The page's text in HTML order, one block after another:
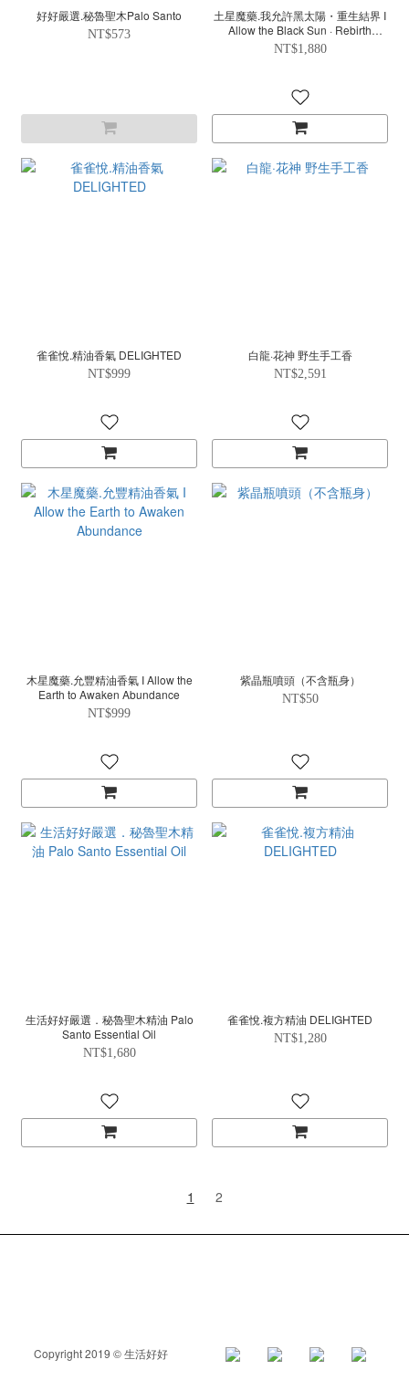
好好嚴選.秘魯聖木Palo Santo
NT$573
土星魔藥.我允許黑太陽・重生結界 I
Allow the Black Sun · Rebirth
Boundary
NT$1,880
雀雀悅.精油香氣 DELIGHTED
NT$999
白龍·花神 野生手工香
NT$2,591
木星魔藥.允豐精油香氣 I Allow the
Earth to Awaken Abundance
NT$999
紫晶瓶噴頭（不含瓶身）
NT$50
生活好好嚴選．秘魯聖木精油 Palo
Santo Essential Oil
NT$1,680
雀雀悅.複方精油 DELIGHTED
NT$1,280
1 2
Copyright 2019 © 生活好好